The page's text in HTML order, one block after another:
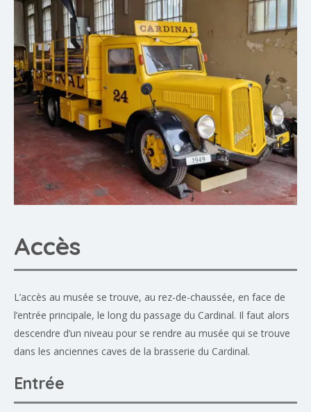
Accès
L’accès au musée se trouve, au rez-de-chaussée, en face de
l’entrée principale, le long du passage du Cardinal. Il faut alors
descendre d’un niveau pour se rendre au musée qui se trouve
dans les anciennes caves de la brasserie du Cardinal.
Entrée